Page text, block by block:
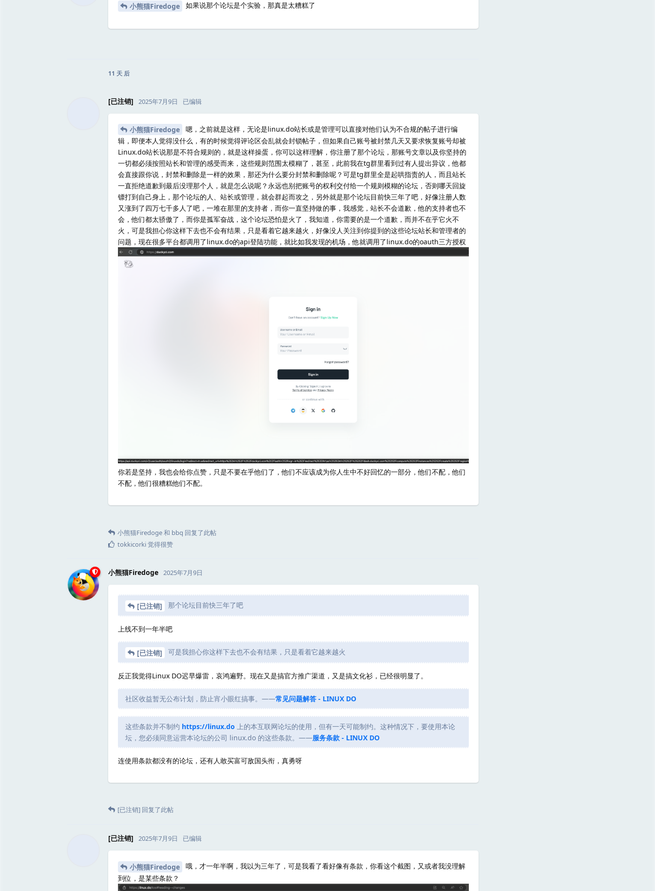
小熊猫Firedoge 如果说那个论坛是个实验，那真是太糟糕了
11 天 后
[已注销] 2025年7月9日 已编辑
小熊猫Firedoge
嗯，之前就是这样，无论是linux.do站长或是管理可以直接对他们认为不合规的帖子进行编
辑，即便本人觉得没什么，有的时候觉得评论区会乱就会封锁帖子，但如果自己账号被封禁几天又要求恢复账号却被
Linux.do站长说那是不符合规则的，就是这样操蛋，你可以这样理解，你注册了那个论坛，那账号文章以及你坚持的
一切都必须按照站长和管理的感受而来，这些规则范围太模糊了，甚至，此前我在tg群里看到过有人提出异议，他都
会直接跟你说，封禁和删除是一样的效果，那还为什么要分封禁和删除呢？可是tg群里全是起哄指责的人，而且站长
一直拒绝道歉到最后没理那个人，就是怎么说呢？永远也别把账号的权利交付给一个规则模糊的论坛，否则哪天回旋
镖打到自己身上，那个论坛的人、站长或管理，就会群起而攻之，另外就是那个论坛目前快三年了吧，好像注册人数
又涨到了四万七千多人了吧，一堆在那里的支持者，而你一直坚持做的事，我感觉，站长不会道歉，他的支持者也不
会，他们都太骄傲了，而你是孤军奋战，这个论坛恐怕是火了，我知道，你需要的是一个道歉，而并不在乎它火不
火，可是我担心你这样下去也不会有结果，只是看着它越来越火，好像没人关注到你提到的这些论坛站长和管理者的
问题，现在很多平台都调用了linux.do的api登陆功能，就比如我发现的机场，他就调用了linux.do的oauth三方授权
你若是坚持，我也会给你点赞，只是不要在乎他们了，他们不应该成为你人生中不好回忆的一部分，他们不配，他们
不配，他们很糟糕他们不配。
小熊猫Firedoge和 bbq 回复了此帖
tokkicorki觉得很赞
小熊猫Firedoge 2025年7月9日
[已注销] 那个论坛目前快三年了吧
上线不到一年半吧
[已注销] 可是我担心你这样下去也不会有结果，只是看着它越来越火
反正我觉得Linux DO迟早爆雷，哀鸿遍野。现在又是搞官方推广渠道，又是搞文化衫，已经很明显了。
社区收益暂无公布计划，防止宵小眼红搞事。——常见问题解答 - LINUX DO
这些条款并不制约 https://linux.do 上的本互联网论坛的使用，但有一天可能制约。这种情况下，要使用本论
坛，您必须同意运营本论坛的公司 linux.do 的这些条款。——服务条款 - LINUX DO
连使用条款都没有的论坛，还有人敢买富可敌国头衔，真勇呀
[已注销] 回复了此帖
[已注销] 2025年7月9日 已编辑
小熊猫Firedoge
哦，才一年半啊，我以为三年了，可是我看了看好像有条款，你看这个截图，又或者我没理解
到位，是某些条款？